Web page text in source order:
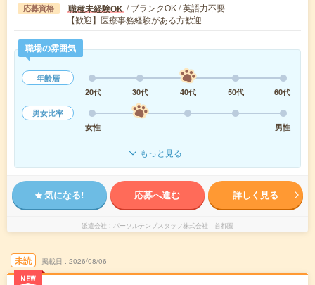
応募資格 職種未経験OK / ブランクOK / 英語力不要
【歓迎】医療事務経験がある方歓迎
職場の雰囲気
年齢層
20代
30代 40代 50代
60代
男女比率
女性
男性
もっと見る
気になる! 応募へ進む 詳しく見る
派遣会社 パーソルテンプスタッフ株式会社 首都圏
未読
NEW
掲載日 2026/08/06